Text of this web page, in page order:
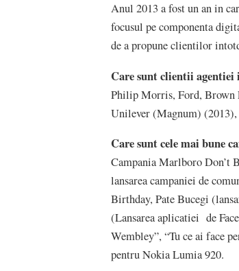
Anul 2013 a fost un an in
focusul pe componenta
de a propune clientilor
Care sunt clientii agentiei
Philip Morris, Ford, Brown
Unilever (Magnum)
Care sunt cele mai bune
Campania Marlboro Don’t
lansarea campaniei de
Birthday, Pate Bucegi
(Lansarea aplicatiei de
Wembley”, “Tu ce ai face
pentru Nokia Lumia 920.